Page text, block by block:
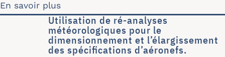
En savoir plus
Utilisation de ré-analyses
météorologiques pour le
dimensionnement et l’élargissement
des spéciﬁcations d’aéronefs.